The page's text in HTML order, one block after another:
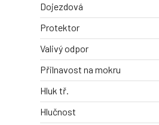
Dojezdová
Protektor
Valivý odpor
Přilnavost na mokru
Hluk tř.
Hlučnost